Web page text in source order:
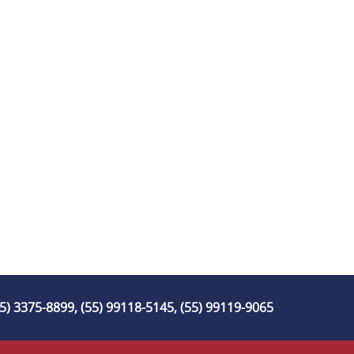
3375-8899, (55) 99118-5145, (55) 99119-9065